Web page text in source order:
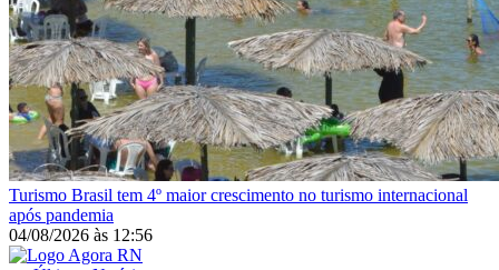
Turismo Brasil tem 4º maior crescimento no turismo internacional
após pandemia
04/08/2026 às 12:56